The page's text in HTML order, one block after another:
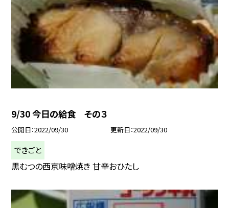
9/30 今日の給食 その３
公開日 2022/09/30 更新日 2022/09/30
できごと
黒むつの西京味噌焼き 甘辛おひたし